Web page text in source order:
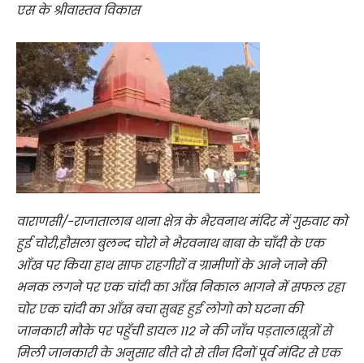
एस के श्रीवास्तव विकास
वाराणसी/-राजातालाब थाना क्षेत्र के भैरवनाथ मंदिर में गुरुवार को
हुई चोरी,हौसला बुलन्द चोरो ने भैरवनाथ बाबा के चाँदी के एक
आँख पर किया हाथ साफ राहगीरों व ग्रामीणों के आने जाने की
भनक लगने पर एक चांदी का आँख निकाल भागने में सफल रहा
चोर एक चांदी का आँख बचा सुबह हुई लोगो को घटना की
जानकारी मौके पर पहुँची डायल 112 ने की जाँच पड़ताल।सूत्रों से
मिली जानकारी के अनुसार बीते दो से तीन दिनों पूर्व मंदिर से एक